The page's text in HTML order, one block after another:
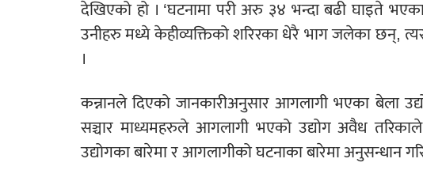
देखिएको हो । ‘घटनामा परी अरु ३४ भन्दा बढी घाइते
उनीहरु मध्ये केहीव्यक्तिको शरिरका धेरै भाग जलेका छन्,
।
कन्नानले दिएको जानकारीअनुसार आगलागी भएका बेला
सञ्चार माध्यमहरुले आगलागी भएको उद्योग अवैध
उद्योगका बारेमा र आगलागीको घटनाका बारेमा अनुसन्धान